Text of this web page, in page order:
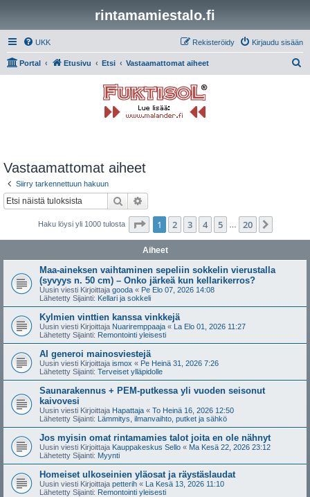
rintamamiestalo.fi
UKK Kirjaudu sisään
Rekisteröidy
Portal Etusivu Etsi Vastaamattomat aiheet
Vastaamattomat aiheet
Siirry tarkennettuun hakuun
Etsi
Haku löysi yli 1000 tulosta Sivu /20
1 2 3 4 5 20
Aiheet
Maa-aineksen vaihtaminen sepeliin sokkelin vierustalla
(syvyys n. 50 cm) – Onko järkeä kun kellarikerros?
Uusin viesti Kirjoittaja gooda « Pe Elo 07, 2026 14:08
Lähetetty Sijainti: Kellari ja sokkeli
Kylmien vinttien kanssa vinkkejä
Uusin viesti Kirjoittaja Nuariremppaaja « La Elo 01, 2026 11:27
Lähetetty Sijainti: Remontointi yleisesti
AI generoi mainosviestejä
Uusin viesti Kirjoittaja ismox « Pe Heinä 31, 2026 7:26
Lähetetty Sijainti: Terveiset ylläpidolle
Saunarakennus + PEM-putkessa yli vuoden seisonut
kaivovesi
Uusin viesti Kirjoittaja Hapattaja « To Heinä 16, 2026 12:50
Lähetetty Sijainti: Lämmitys, ilmanvaihto, putket ja sähkö
Jos myisin omat rintamamies talot joita en ole nähnyt
Uusin viesti Kirjoittaja Kauppakeskus Sello « Ma Kesä 22, 2026 23:12
Lähetetty Sijainti: Myynti
Homeiset ulkoseinien yläosat ja räystäslaudat
Uusin viesti Kirjoittaja petterih « La Kesä 13, 2026 11:10
Lähetetty Sijainti: Remontointi yleisesti